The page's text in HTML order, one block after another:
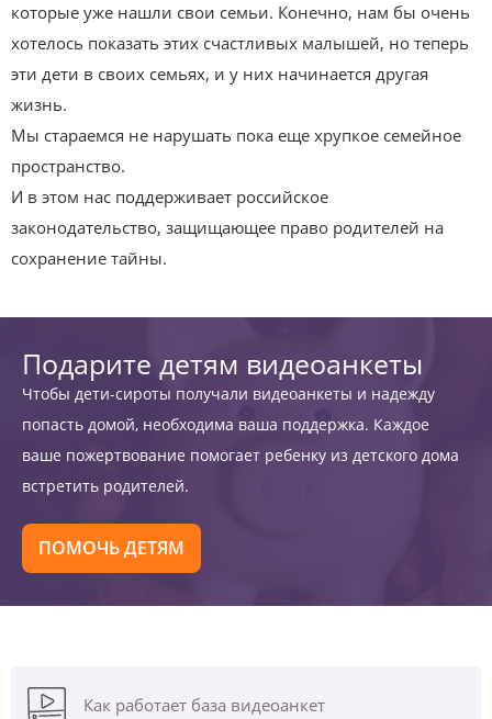
которые уже нашли свои семьи. Конечно, нам бы очень
хотелось показать этих счастливых малышей, но теперь
эти дети в своих семьях, и у них начинается другая
жизнь.
Мы стараемся не нарушать пока еще хрупкое семейное
пространство.
И в этом нас поддерживает российское
законодательство, защищающее право родителей на
сохранение тайны.
Подарите детям видеоанкеты
Чтобы дети-сироты получали видеоанкеты и надежду
попасть домой, необходима ваша поддержка. Каждое
ваше пожертвование помогает ребенку из детского дома
встретить родителей.
ПОМОЧЬ ДЕТЯМ
Как работает база видеоанкет